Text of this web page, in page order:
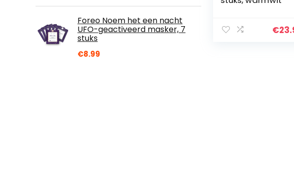
Foreo Noem het een nacht
UFO-geactiveerd masker, 7
stuks
€8.99
€